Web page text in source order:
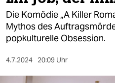
politik
öko
gesellschaft
Die Komödie „A Killer
Mythos des
popkulturelle Obsession.
4.7.2024 20:09 Uhr